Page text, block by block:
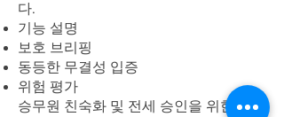
다.
기능 설명
보호 브리핑
동등한 무결성 입증
위험 평가
승무원 친숙화 및 전세 승인을 위한 폐쇄